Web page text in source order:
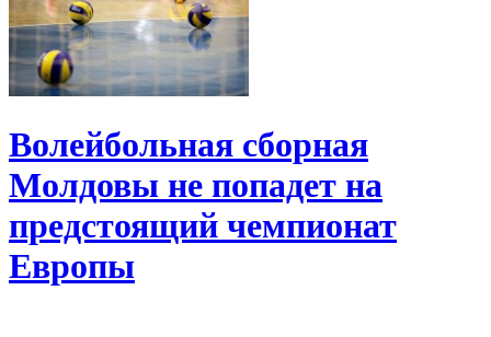
Волейбольная сборная
Молдовы не попадет на
предстоящий чемпионат
Европы